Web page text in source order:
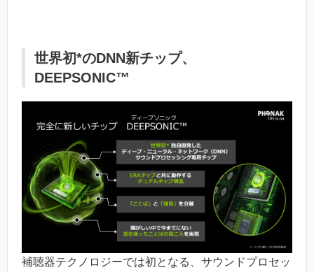
世界初*のDNN新チップ、
DEEPSONIC™
補聴器テクノロジーでは初となる、サウンドプロセッ